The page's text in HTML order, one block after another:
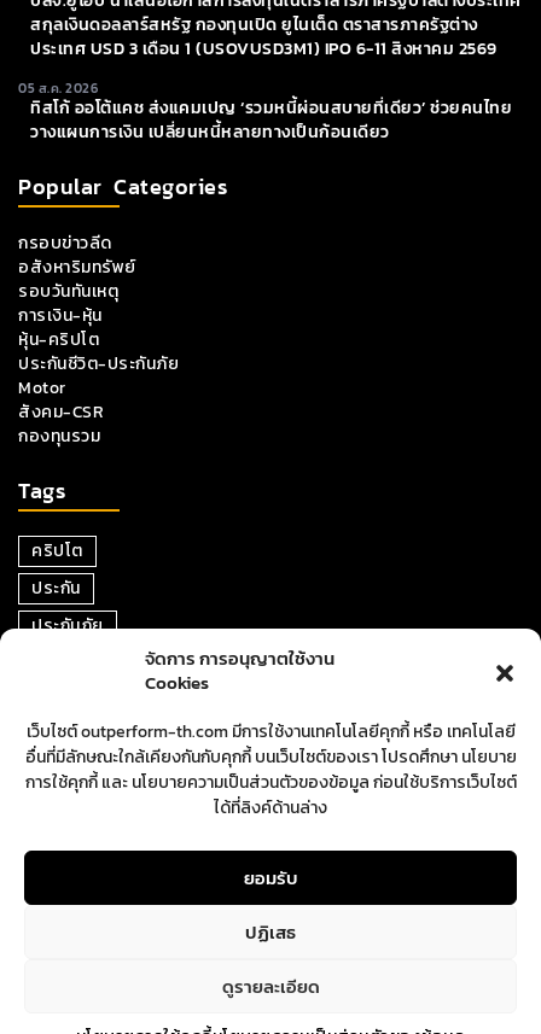
จัดการ การอนุญาตใช้งาน
Cookies
เว็บไซต์ outperform-th.com มีการใช้งานเทคโนโลยีคุกกี้ หรือ เทคโนโลยี
อื่นที่มีลักษณะใกล้เคียงกันกับคุกกี้ บนเว็บไซต์ของเรา โปรดศึกษา นโยบาย
การใช้คุกกี้ และ นโยบายความเป็นส่วนตัวของข้อมูล ก่อนใช้บริการเว็บไซต์
ได้ที่ลิงค์ด้านล่าง
ยอมรับ
ปฏิเสธ
ดูรายละเอียด
สกุลเงินดอลลาร์สหรัฐ กองทุนเปิด ยูไนเต็ด ตราสารภาครัฐต่าง
ประเทศ USD 3 เดือน 1 (USOVUSD3M1) IPO 6-11 สิงหาคม 2569
05 ส.ค. 2026
ทิสโก้ ออโต้แคช ส่งแคมเปญ ‘รวมหนี้ผ่อนสบายที่เดียว’ ช่วยคนไทย
วางแผนการเงิน เปลี่ยนหนี้หลายทางเป็นก้อนเดียว
Popular Categories
กรอบข่าวลีด
อสังหาริมทรัพย์
รอบวันทันเหตุ
การเงิน-หุ้น
หุ้น-คริปโต
ประกันชีวิต-ประกันภัย
Motor
สังคม-CSR
กองทุนรวม
Tags
คริปโต
ประกัน
ประกันภัย
ตราสารหนี้
อสังหาริมทรัพย์
ตลาดหุ้น